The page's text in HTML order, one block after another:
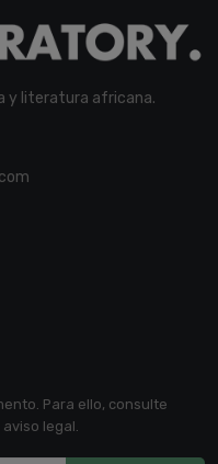
y literatura africana.
Para ello, consulte
legal.